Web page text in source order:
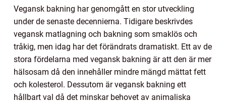
Vegansk bakning har genomgått en stor utveckling
under de senaste decennierna. Tidigare beskrivdes
vegansk matlagning och bakning som smaklös och
tråkig, men idag har det förändrats dramatiskt. Ett av de
stora fördelarna med vegansk bakning är att den är mer
hälsosam då den innehåller mindre mängd mättat fett
och kolesterol. Dessutom är vegansk bakning ett
hållbart val då det minskar behovet av animaliska